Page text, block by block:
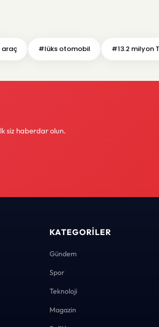
araç #lüks otomobil #13.2 milyon
siz haberdar olun.
KATEGORILER
Gündem
Spor
Teknoloji
Magazin